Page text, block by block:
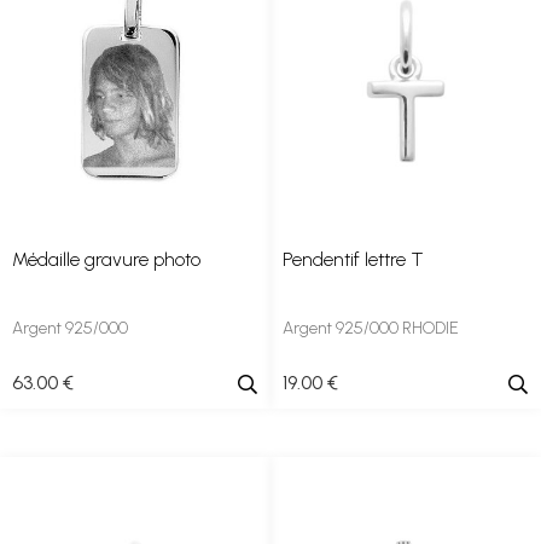
Médaille gravure photo
Argent 925/000
63.00 €
Pendentif lettre T
Argent 925/000 RHODIE
19.00 €